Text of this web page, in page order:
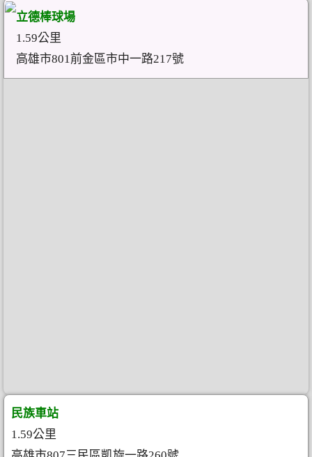
立德棒球場
1.59公里
高雄市801前金區市中一路217號
民族車站
1.59公里